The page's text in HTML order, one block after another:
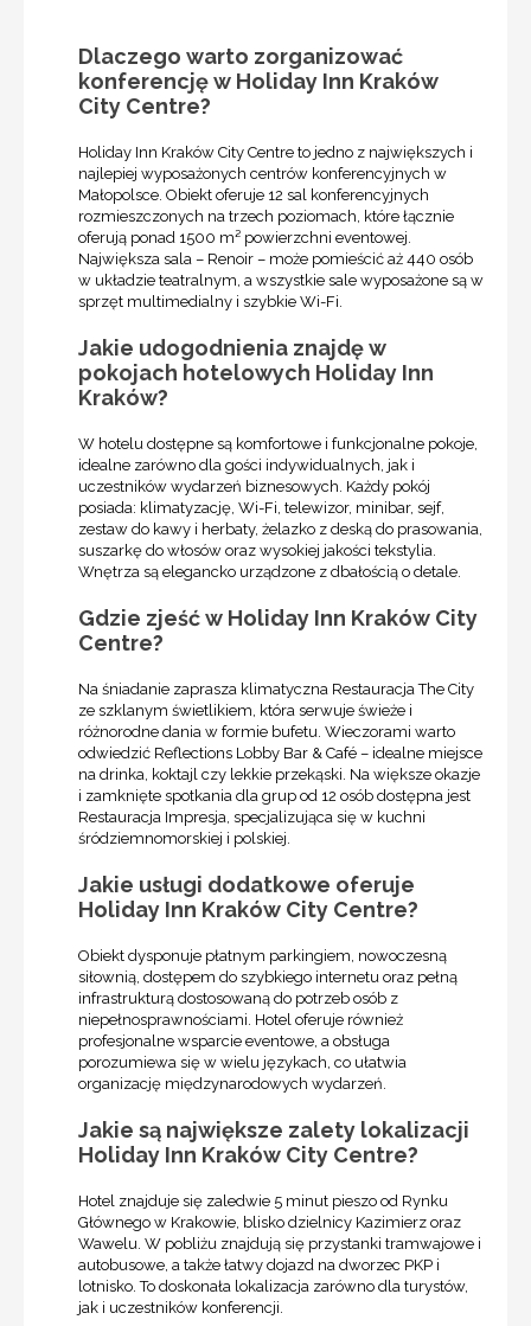
Dlaczego warto zorganizować
konferencję w Holiday Inn Kraków
City Centre?
Holiday Inn Kraków City Centre to jedno z największych i
najlepiej wyposażonych centrów konferencyjnych w
Małopolsce. Obiekt oferuje 12 sal konferencyjnych
rozmieszczonych na trzech poziomach, które łącznie
oferują ponad 1500 m² powierzchni eventowej.
Największa sala – Renoir – może pomieścić aż 440 osób
w układzie teatralnym, a wszystkie sale wyposażone są w
sprzęt multimedialny i szybkie Wi-Fi.
Jakie udogodnienia znajdę w
pokojach hotelowych Holiday Inn
Kraków?
W hotelu dostępne są komfortowe i funkcjonalne pokoje,
idealne zarówno dla gości indywidualnych, jak i
uczestników wydarzeń biznesowych. Każdy pokój
posiada: klimatyzację, Wi-Fi, telewizor, minibar, sejf,
zestaw do kawy i herbaty, żelazko z deską do prasowania,
suszarkę do włosów oraz wysokiej jakości tekstylia.
Wnętrza są elegancko urządzone z dbałością o detale.
Gdzie zjeść w Holiday Inn Kraków City
Centre?
Na śniadanie zaprasza klimatyczna Restauracja The City
ze szklanym świetlikiem, która serwuje świeże i
różnorodne dania w formie bufetu. Wieczorami warto
odwiedzić Reflections Lobby Bar & Café – idealne miejsce
na drinka, koktajl czy lekkie przekąski. Na większe okazje
i zamknięte spotkania dla grup od 12 osób dostępna jest
Restauracja Impresja, specjalizująca się w kuchni
śródziemnomorskiej i polskiej.
Jakie usługi dodatkowe oferuje
Holiday Inn Kraków City Centre?
Obiekt dysponuje płatnym parkingiem, nowoczesną
siłownią, dostępem do szybkiego internetu oraz pełną
infrastrukturą dostosowaną do potrzeb osób z
niepełnosprawnościami. Hotel oferuje również
profesjonalne wsparcie eventowe, a obsługa
porozumiewa się w wielu językach, co ułatwia
organizację międzynarodowych wydarzeń.
Jakie są największe zalety lokalizacji
Holiday Inn Kraków City Centre?
Hotel znajduje się zaledwie 5 minut pieszo od Rynku
Głównego w Krakowie, blisko dzielnicy Kazimierz oraz
Wawelu. W pobliżu znajdują się przystanki tramwajowe i
autobusowe, a także łatwy dojazd na dworzec PKP i
lotnisko. To doskonała lokalizacja zarówno dla turystów,
jak i uczestników konferencji.